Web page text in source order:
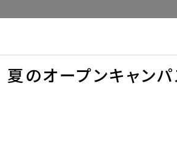
オープンキャンパ